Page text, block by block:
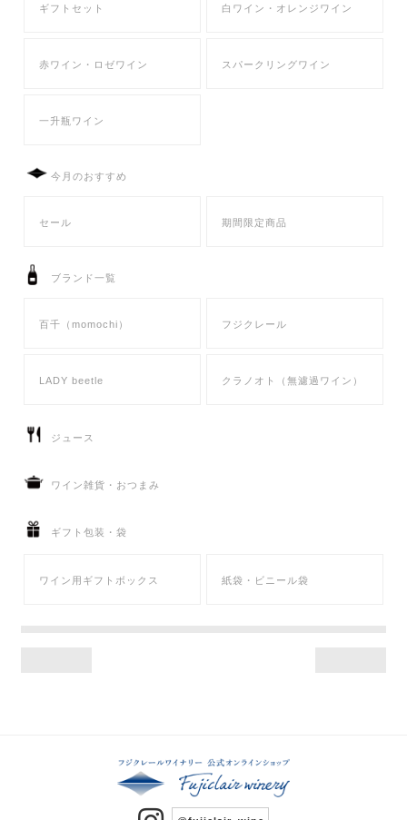
ギフトセット 白ワイン・オレンジワイン
赤ワイン・ロゼワイン スパークリングワイン
一升瓶ワイン
今月のおすすめ
セール 期間限定商品
ブランド一覧
百千（momochi） フジクレール
LADY beetle クラノオト（無濾過ワイン）
ジュース
ワイン雑貨・おつまみ
ギフト包装・袋
ワイン用ギフトボックス 紙袋・ビニール袋